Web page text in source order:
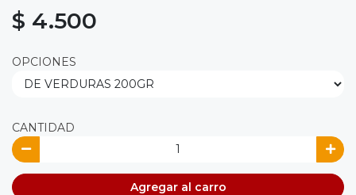
$ 4.500
OPCIONES
CANTIDAD
Agregar al carro